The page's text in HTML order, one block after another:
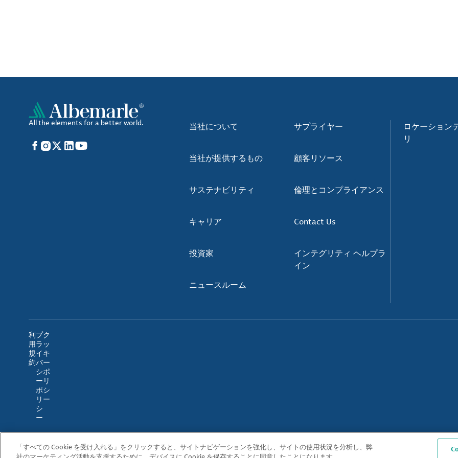
All the elements for a better world.
Facebook
Instagram
X LinkedIn
YouTube
当社について
当社が提供するもの
サステナビリティ
キャリア
投資家
ニュースルーム
サプライヤー
顧客リソース
倫理とコンプライアンス
Contact Us
インテグリティ ヘルプラ
イン
ロケーション
リ
利
用
規
約
プ
ラ
イ
バ
シ
ー
ポ
リ
シ
ー
ク
ッ
キ
ー
ポ
リ
シ
ー
「すべての Cookie を受け入れる」をクリックすると、サイトナビゲーションを強化し、サイトの使用状況を分析し、弊